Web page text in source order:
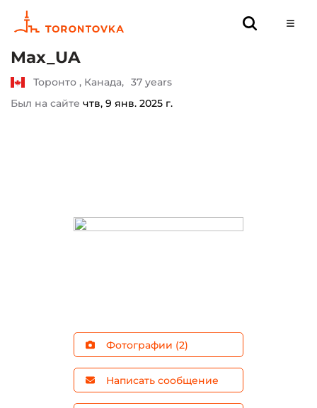
Max_UA
Торонто , Канада, 37 years
Был на сайте чтв, 9 янв. 2025 г.
Фотографии (2)
Написать сообщение